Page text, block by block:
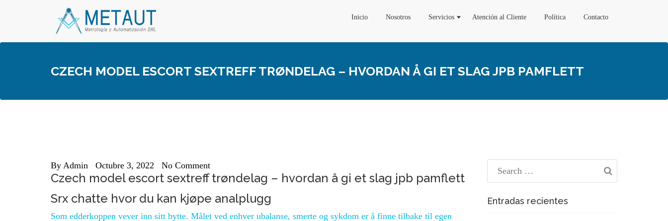
Inicio Nosotros Servicios Atención al Cliente Política Contacto
CZECH MODEL ESCORT SEXTREFF TRØNDELAG – HVORDAN Å GI ET SLAG JPB PAMFLETT
By Admin Octubre 3, 2022 No Comment
Czech model escort sextreff trøndelag – hvordan å gi et slag jpb pamflett
Srx chatte hvor du kan kjøpe analplugg
Som edderkoppen vever inn sitt bytte. Målet ved enhver ubalanse, smerte og sykdom er å finne tilbake til egen
Entradas recientes